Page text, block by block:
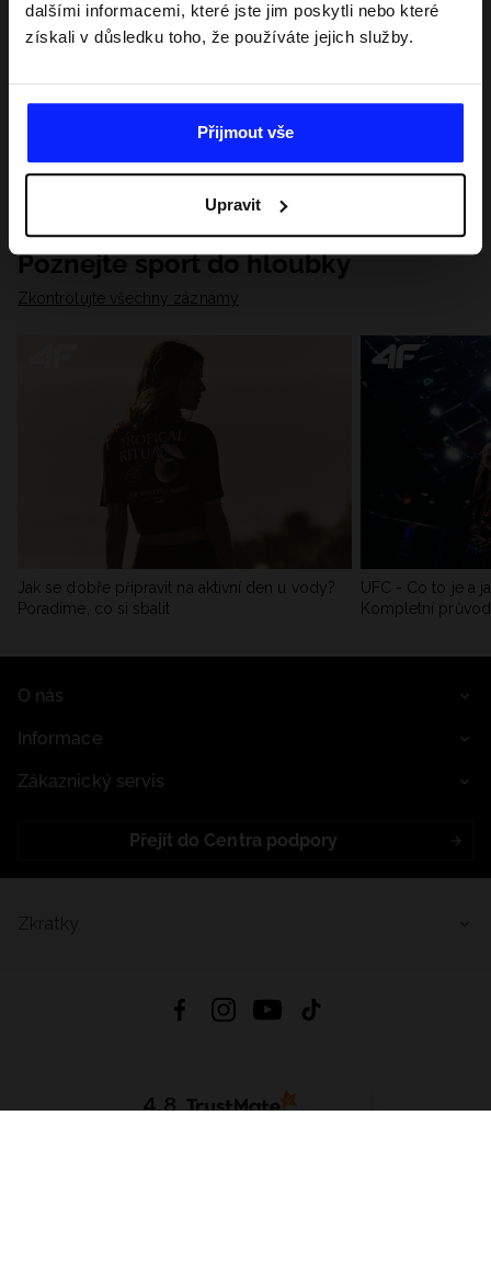
dalšími informacemi, které jste jim poskytli nebo které
získali v důsledku toho, že používáte jejich služby.
Přijmout vše
Upravit
Poznejte sport do hloubky
Zkontrolujte všechny záznamy
Jak se dobře připravit na aktivní den u vody?
Poradíme, co si sbalit
UFC - Co to je a
Kompletní
O nás
Informace
Zákaznický servis
Přejít do Centra podpory
4.8